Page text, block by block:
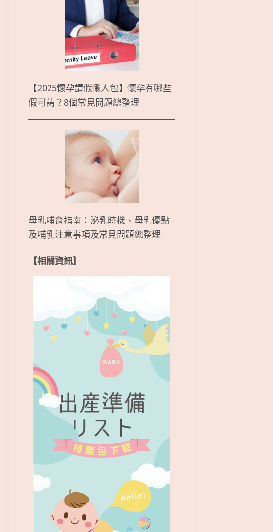
【2025懷孕請假懶人包】懷孕有哪些
假可請？8個常見問題總整理
母乳哺育指南：泌乳時機、母乳優點
及哺乳注意事項及常見問題總整理
【相關資訊】